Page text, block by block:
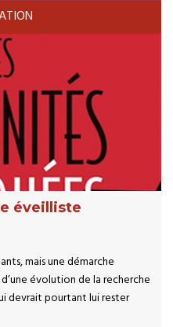
éveilliste
mais une démarche
évolution de la recherche
devrait pourtant lui rester